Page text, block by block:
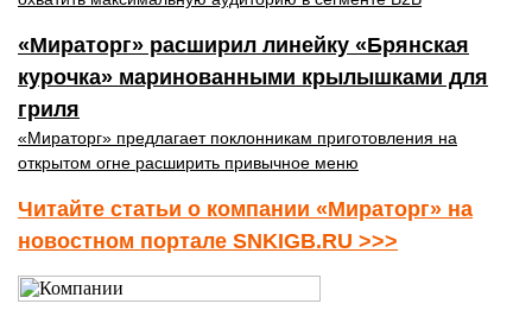
«Мираторг» расширил линейку «Брянская
курочка» маринованными крылышками для
гриля
«Мираторг» предлагает поклонникам приготовления на
открытом огне расширить привычное меню
Читайте статьи о компании «Мираторг» на
новостном портале SNKIGB.RU >>>